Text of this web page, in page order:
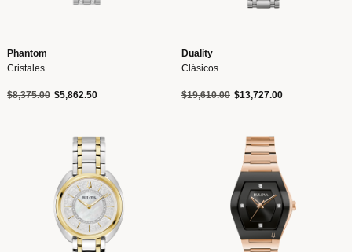
Phantom
Cristales
Precio reducido de
$8,375.00a$5,862.50
Duality
Clásicos
Precio reducido de
$19,610.00a$13,727.00